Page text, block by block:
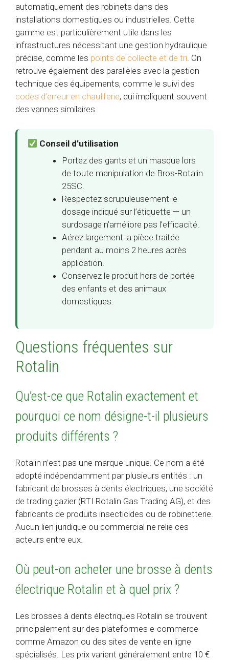
automatiquement des robinets dans des
installations domestiques ou industrielles. Cette
gamme est particulièrement utile dans les
infrastructures nécessitant une gestion hydraulique
précise, comme les points de collecte et de tri. On
retrouve également des parallèles avec la gestion
technique des équipements, comme le suivi des
codes d’erreur en chaufferie, qui impliquent souvent
des vannes similaires.
Conseil d’utilisation
Portez des gants et un masque lors
de toute manipulation de Bros-Rotalin
25SC.
Respectez scrupuleusement le
dosage indiqué sur l’étiquette — un
surdosage n’améliore pas l’efficacité.
Aérez largement la pièce traitée
pendant au moins 2 heures après
application.
Conservez le produit hors de portée
des enfants et des animaux
domestiques.
Questions fréquentes sur
Rotalin
Qu’est-ce que Rotalin exactement et
pourquoi ce nom désigne-t-il plusieurs
produits différents ?
Rotalin n’est pas une marque unique. Ce nom a été
adopté indépendamment par plusieurs entités : un
fabricant de brosses à dents électriques, une société
de trading gazier (RTI Rotalin Gas Trading AG), et des
fabricants de produits insecticides ou de robinetterie.
Aucun lien juridique ou commercial ne relie ces
acteurs entre eux.
Où peut-on acheter une brosse à dents
électrique Rotalin et à quel prix ?
Les brosses à dents électriques Rotalin se trouvent
principalement sur des plateformes e-commerce
comme Amazon ou des sites de vente en ligne
spécialisés. Les prix varient généralement entre 10 €